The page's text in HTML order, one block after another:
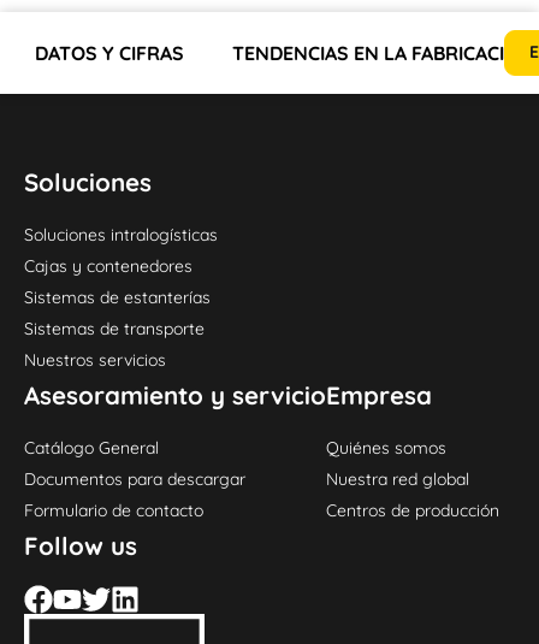
DATOS Y CIFRAS TENDENCIAS EN LA
Soluciones
Soluciones intralogísticas
Cajas y contenedores
Sistemas de estanterías
Sistemas de transporte
Nuestros servicios
Asesoramiento y servicio
Catálogo General
Documentos para descargar
Formulario de contacto
Empresa
Quiénes somos
Nuestra red global
Centros de producción
Follow us